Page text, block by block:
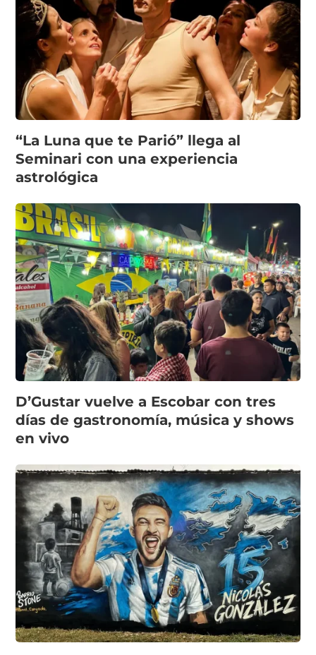
“La Luna que te Parió” llega al
Seminari con una experiencia
astrológica
D’Gustar vuelve a Escobar con tres
días de gastronomía, música y shows
en vivo